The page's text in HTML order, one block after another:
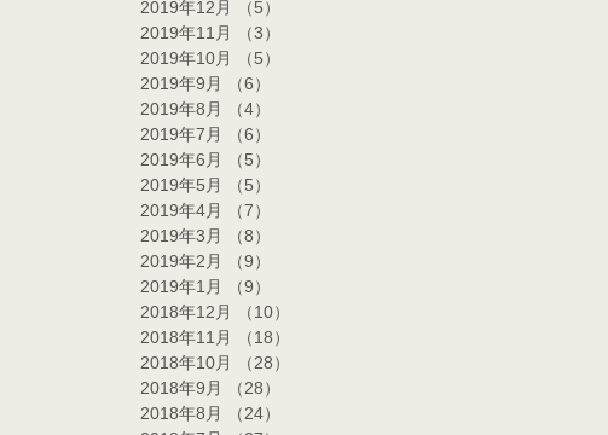
2019年12月
（5）
2019年11月
（3）
2019年10月
（5）
2019年9月
（6）
2019年8月
（4）
2019年7月
（6）
2019年6月
（5）
2019年5月
（5）
2019年4月
（7）
2019年3月
（8）
2019年2月
（9）
2019年1月
（9）
2018年12月
（10）
2018年11月
（18）
2018年10月
（28）
2018年9月
（28）
2018年8月
（24）